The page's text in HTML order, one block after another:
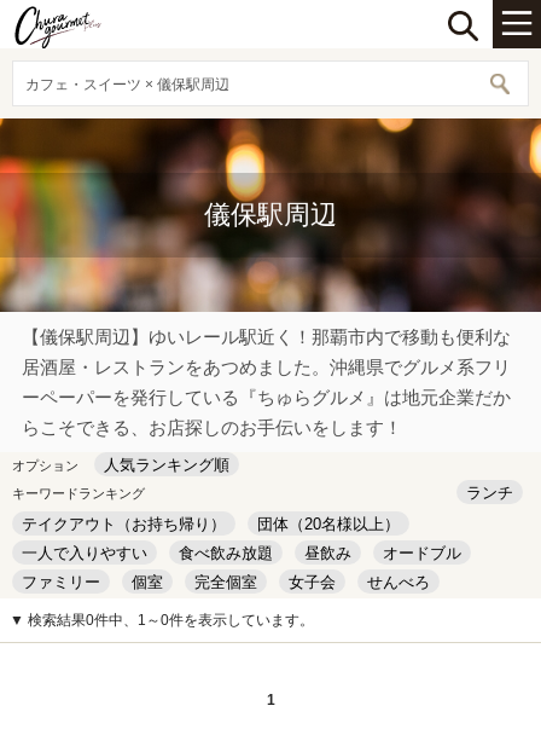
カフェ・スイーツ × 儀保駅周辺
儀保駅周辺
【儀保駅周辺】ゆいレール駅近く！那覇市内で移動も便利な
居酒屋・レストランをあつめました。沖縄県でグルメ系フリ
ーペーパーを発行している『ちゅらグルメ』は地元企業だか
らこそできる、お店探しのお手伝いをします！
オプション 人気ランキング順
キーワードランキング
ランチ
テイクアウト（お持ち帰り）
団体（20名様以上）
一人で入りやすい
食べ飲み放題 昼飲み
オードブル
ファミリー
個室 完全個室 女子会
せんべろ
キッズルーム
安い デート
▼ 検索結果0件中、1～0件を表示しています。
1